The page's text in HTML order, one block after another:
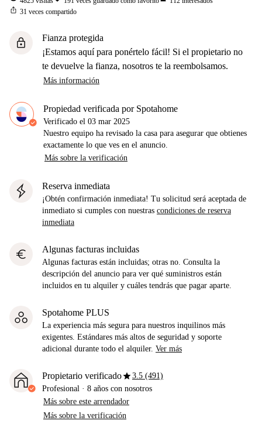
ios_share 31 veces compartido
lock
Fianza protegida
¡Estamos aquí para ponértelo fácil! Si el propietario no
te devuelve la fianza, nosotros te la reembolsamos.
Más información
Propiedad verificada por Spotahome
Verificado el 03 mar 2025
Nuestro equipo ha revisado la casa para asegurar que obtienes
exactamente lo que ves en el anuncio.
Más sobre la verificación
Reserva inmediata
¡Obtén confirmación inmediata! Tu solicitud será aceptada de
inmediato si cumples con nuestras condiciones de reserva
inmediata
euro Algunas facturas incluidas
Algunas facturas están incluidas; otras no. Consulta la
descripción del anuncio para ver qué suministros están
incluidos en tu alquiler y cuáles tendrás que pagar aparte.
Spotahome PLUS
La experiencia más segura para nuestros inquilinos más
exigentes. Estándares más altos de seguridad y soporte
adicional durante todo el alquiler. Ver más
Propietario verificadostar3.5 (491)
Profesional · 8 años con nosotros
Más sobre este arrendador
Más sobre la verificación